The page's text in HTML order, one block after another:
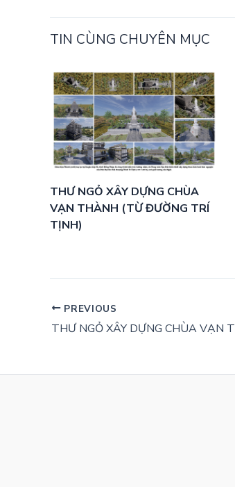
TIN CÙNG CHUYÊN MỤC
THƯ NGỎ XÂY DỰNG CHÙA
VẠN THÀNH (TỪ ĐƯỜNG TRÍ
TỊNH)
PREVIOUS